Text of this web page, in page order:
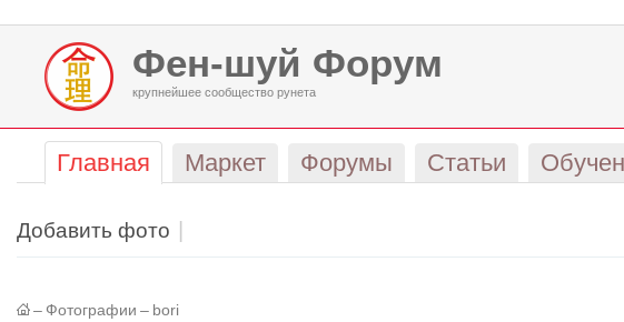
Фен-шуй Форум
крупнейшее сообщество рунета
Главная Маркет Форумы Статьи
Добавить фото
– Фотографии – bori